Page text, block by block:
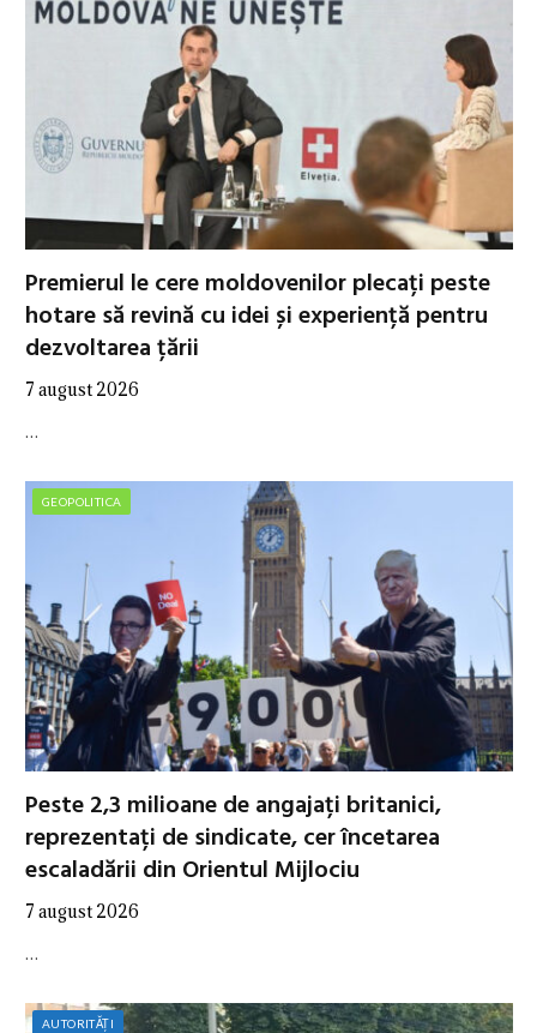
Premierul le cere moldovenilor plecați peste
hotare să revină cu idei și experiență pentru
dezvoltarea țării
7 august 2026
…
GEOPOLITICA
Peste 2,3 milioane de angajați britanici,
reprezentați de sindicate, cer încetarea
escaladării din Orientul Mijlociu
7 august 2026
…
AUTORITĂȚI